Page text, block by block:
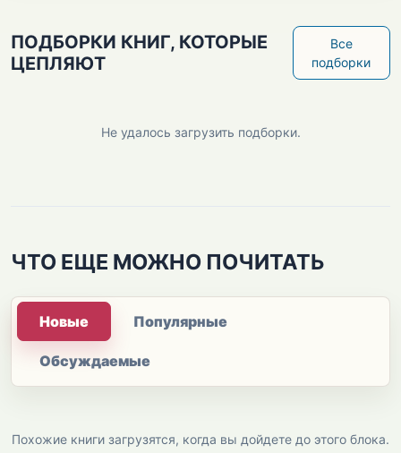
ПОДБОРКИ КНИГ, КОТОРЫЕ
ЦЕПЛЯЮТ
Все
подборки
Не удалось загрузить подборки.
ЧТО ЕЩЕ МОЖНО ПОЧИТАТЬ
Новые Популярные
Обсуждаемые
Похожие книги загрузятся, когда вы дойдете до этого блока.